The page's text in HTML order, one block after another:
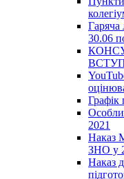
30.06
2021
Наказ
ЗНО у
Наказ